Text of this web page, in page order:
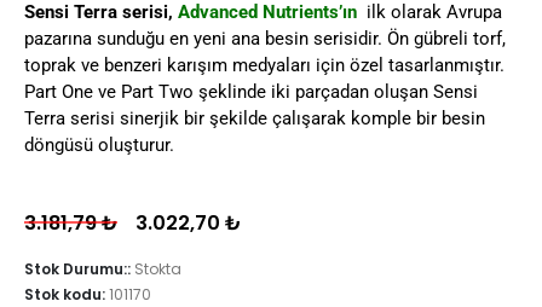
Sensi Terra serisi, Advanced Nutrients’ın ilk olarak Avrupa
pazarına sunduğu en yeni ana besin serisidir. Ön gübreli torf,
toprak ve benzeri karışım medyaları için özel tasarlanmıştır.
Part One ve Part Two şeklinde iki parçadan oluşan Sensi
Terra serisi sinerjik bir şekilde çalışarak komple bir besin
döngüsü oluşturur.
3.181,79₺ 3.022,70₺
Stok Durumu:: Stokta
Stok kodu:101170